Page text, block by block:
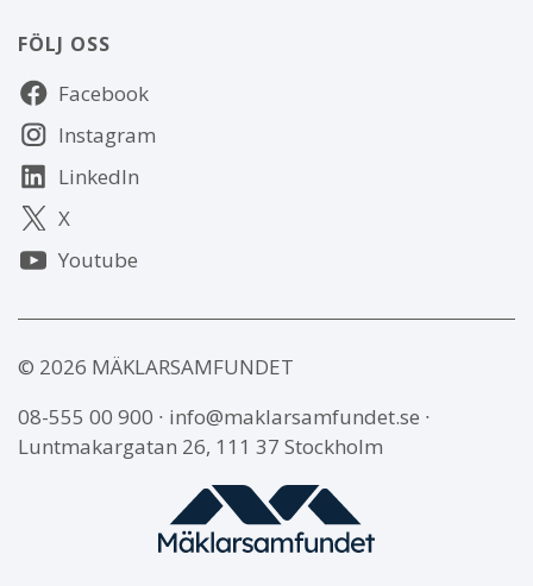
FÖLJ OSS
Följ
oss Facebook
Instagram
LinkedIn
X
Youtube
© 2026 MÄKLARSAMFUNDET
08-555 00 900 ∙ info@maklarsamfundet.se ∙
Luntmakargatan 26, 111 37 Stockholm